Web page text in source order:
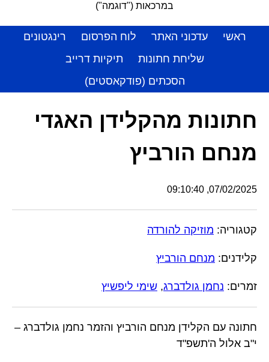
במרכאות ("דוגמה")
ראשי עדכוני האתר לוח הפרסום
רינגטונים
שליחת חתונות
תיקיות דרייב
הסכתים (פודקאסטים)
חתונות מהקלידן האגדי
מנחם הורביץ
07/02/2025, 09:10:40
קטגוריה: מוזיקה להורדה
קלידנים: מנחם הורביץ
זמרים: נחמן גולדברג, שימי ליפשיץ
חתונה עם הקלידן מנחם הורביץ והזמר נחמן גולדברג –
י"ב אלול ה'תשפ"ד